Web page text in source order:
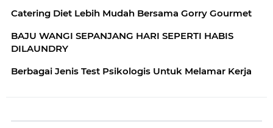
Catering Diet Lebih Mudah Bersama Gorry Gourmet
BAJU WANGI SEPANJANG HARI SEPERTI HABIS
DILAUNDRY
Berbagai Jenis Test Psikologis Untuk Melamar Kerja